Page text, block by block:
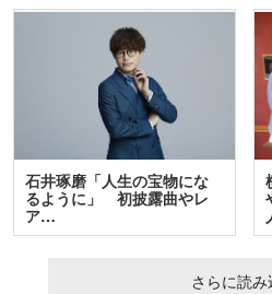
石井琢磨「人生の宝物にな
るように」 初披露曲やレ
ア…
さらに読み